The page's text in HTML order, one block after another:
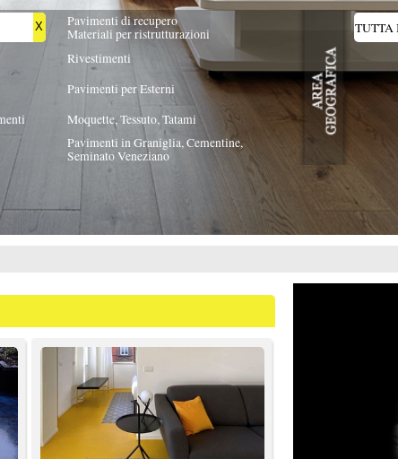
Esterni
Tatami
Cementine,
a base acqua di
in migliaia di